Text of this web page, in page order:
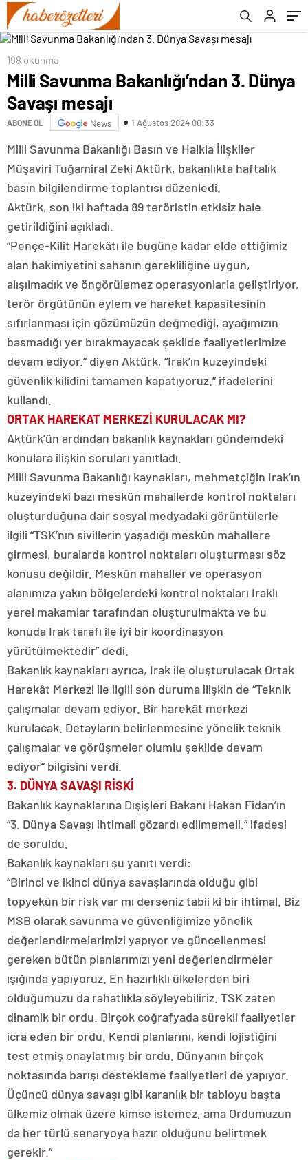
198 okunma
Milli Savunma Bakanlığı’ndan 3. Dünya
Savaşı mesajı
ABONE OL News 1 Ağustos 2024 00:33
Milli Savunma Bakanlığı Basın ve Halkla İlişkiler
Müşaviri Tuğamiral Zeki Aktürk, bakanlıkta haftalık
basın bilgilendirme toplantısı düzenledi.
Aktürk, son iki haftada 89 teröristin etkisiz hale
getirildiğini açıkladı.
“Pençe-Kilit Harekâtı ile bugüne kadar elde ettiğimiz
alan hakimiyetini sahanın gerekliliğine uygun,
alışılmadık ve öngörülemez operasyonlarla geliştiriyor,
terör örgütünün eylem ve hareket kapasitesinin
sıfırlanması için gözümüzün değmediği, ayağımızın
basmadığı yer bırakmayacak şekilde faaliyetlerimize
devam ediyor.” diyen Aktürk, “Irak’ın kuzeyindeki
güvenlik kilidini tamamen kapatıyoruz.” ifadelerini
kullandı.
ORTAK HAREKAT MERKEZİ KURULACAK MI?
Aktürk’ün ardından bakanlık kaynakları gündemdeki
konulara ilişkin soruları yanıtladı.
Milli Savunma Bakanlığı kaynakları, mehmetçiğin Irak’ın
kuzeyindeki bazı meskûn mahallerde kontrol noktaları
oluşturduğuna dair sosyal medyadaki görüntülerle
ilgili “TSK’nın sivillerin yaşadığı meskûn mahallere
girmesi, buralarda kontrol noktaları oluşturması söz
konusu değildir. Meskûn mahaller ve operasyon
alanımıza yakın bölgelerdeki kontrol noktaları Iraklı
yerel makamlar tarafından oluşturulmakta ve bu
konuda Irak tarafı ile iyi bir koordinasyon
yürütülmektedir” dedi.
Bakanlık kaynakları ayrıca, Irak ile oluşturulacak Ortak
Harekât Merkezi ile ilgili son duruma ilişkin de “Teknik
çalışmalar devam ediyor. Bir harekât merkezi
kurulacak. Detayların belirlenmesine yönelik teknik
çalışmalar ve görüşmeler olumlu şekilde devam
ediyor” bilgisini verdi.
3. DÜNYA SAVAŞI RİSKİ
Bakanlık kaynaklarına Dışişleri Bakanı Hakan Fidan’ın
“3. Dünya Savaşı ihtimali gözardı edilmemeli.” ifadesi
de soruldu.
Bakanlık kaynakları şu yanıtı verdi:
“Birinci ve ikinci dünya savaşlarında olduğu gibi
topyekûn bir risk var mı derseniz tabii ki bir ihtimal. Biz
MSB olarak savunma ve güvenliğimize yönelik
değerlendirmelerimizi yapıyor ve güncellenmesi
gereken bütün planlarımızı yeni değerlendirmeler
ışığında yapıyoruz. En hazırlıklı ülkelerden biri
olduğumuzu da rahatlıkla söyleyebiliriz. TSK zaten
dinamik bir ordu. Birçok coğrafyada sürekli faaliyetler
icra eden bir ordu. Kendi planlarını, kendi lojistiğini
test etmiş onaylatmış bir ordu. Dünyanın birçok
noktasında barışı destekleme faaliyetleri de yapıyor.
Üçüncü dünya savaşı gibi karanlık bir tabloyu başta
ülkemiz olmak üzere kimse istemez, ama Ordumuzun
da her türlü senaryoya hazır olduğunu belirtmek
gerekir.”